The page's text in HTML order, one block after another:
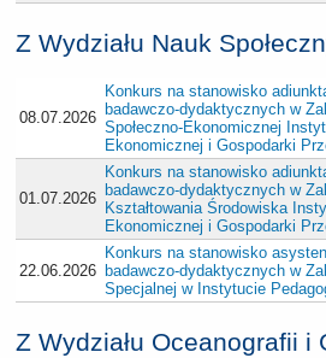
Z Wydziału Nauk
08.07.2026
Konkurs na stanowisko
badawczo-dydaktycznych w
Społeczno-Ekonomicznej
Ekonomicznej i Gospodarki
01.07.2026
Konkurs na stanowisko
badawczo-dydaktycznych w
Kształtowania Środowiska
Ekonomicznej i Gospodarki
22.06.2026
Konkurs na stanowisko
badawczo-dydaktycznych w
Specjalnej w Instytucie
Z Wydziału Oceanografii i